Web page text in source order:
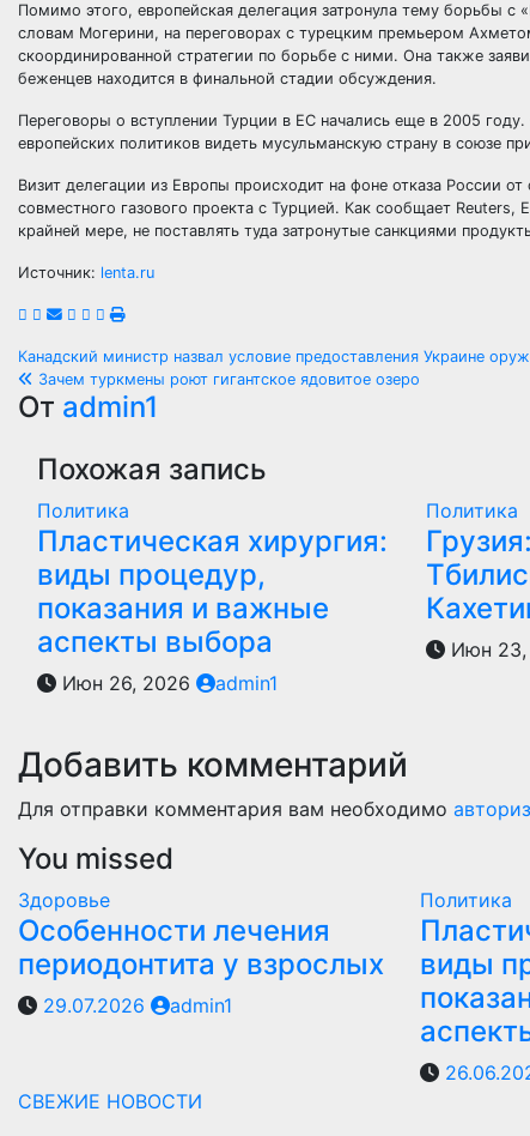
Помимо этого, европейская делегация затронула тему борьбы
словам Могерини, на переговорах с турецким премьером
скоординированной стратегии по борьбе с ними. Она также
беженцев находится в финальной стадии обсуждения.
Переговоры о вступлении Турции в ЕС начались еще в 2005
европейских политиков видеть мусульманскую страну в союзе
Визит делегации из Европы происходит на фоне отказа России
совместного газового проекта с Турцией. Как сообщает
крайней мере, не поставлять туда затронутые санкциями
Источник: lenta.ru
Навигация
по
записям
Канадский министр назвал условие предоставления Украине
Зачем туркмены роют гигантское ядовитое озеро
От admin1
Похожая запись
Политика
Пластическая хирургия:
виды процедур,
показания и важные
аспекты выбора
Июн 26, 2026 admin1
Политика
Июн
Добавить комментарий
Для отправки комментария вам необходимо
You missed
Здоровье
Особенности лечения
периодонтита у взрослых
29.07.2026 admin1
Политика
виды
СВЕЖИЕ НОВОСТИ